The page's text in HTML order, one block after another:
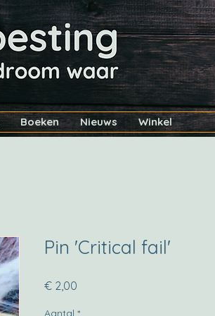
Boeken Nieuws Winkel
Pin 'Critical fail'
€ 2,00
Aantal *